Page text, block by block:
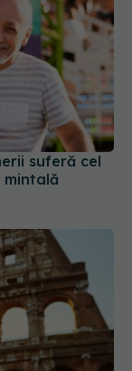
suferă cel
mintală